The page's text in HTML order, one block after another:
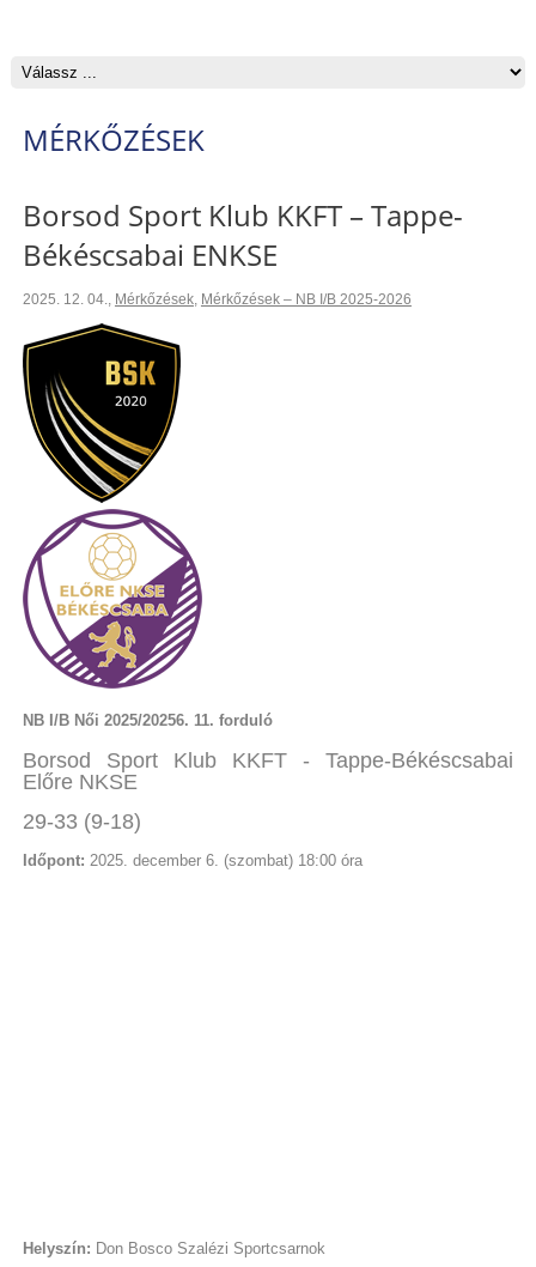
MÉRKŐZÉSEK
Borsod Sport Klub KKFT – Tappe-
Békéscsabai ENKSE
2025. 12. 04., Mérkőzések, Mérkőzések – NB I/B 2025-2026
NB I/B Női 2025/20256. 11. forduló
Borsod Sport Klub KKFT - Tappe-Békéscsabai
Előre NKSE
29-33 (9-18)
Időpont: 2025. december 6. (szombat) 18:00 óra
Helyszín: Don Bosco Szalézi Sportcsarnok